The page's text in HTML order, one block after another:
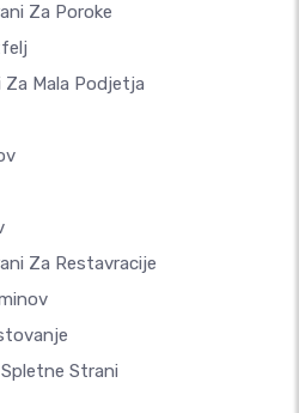
Za Poroke
Mala Podjetja
Za Restavracije
Strani